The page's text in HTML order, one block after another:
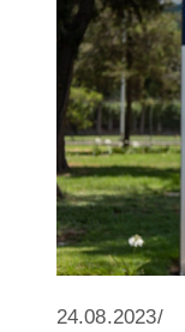
24.08.2023/